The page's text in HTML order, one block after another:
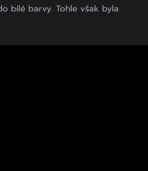
bílé barvy. Tohle však byla